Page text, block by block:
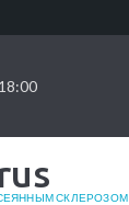
СКЛЕРОЗОМ